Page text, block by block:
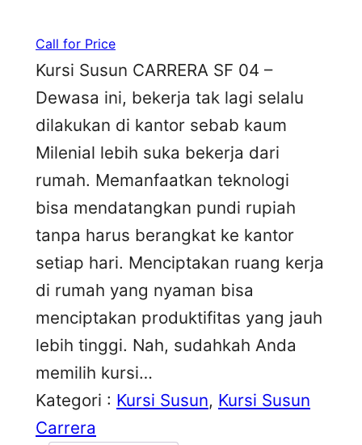
Call for Price
Kursi Susun CARRERA SF 04 –
Dewasa ini, bekerja tak lagi selalu
dilakukan di kantor sebab kaum
Milenial lebih suka bekerja dari
rumah. Memanfaatkan teknologi
bisa mendatangkan pundi rupiah
tanpa harus berangkat ke kantor
setiap hari. Menciptakan ruang kerja
di rumah yang nyaman bisa
menciptakan produktifitas yang jauh
lebih tinggi. Nah, sudahkah Anda
memilih kursi…
Kategori : Kursi Susun, Kursi Susun
Carrera